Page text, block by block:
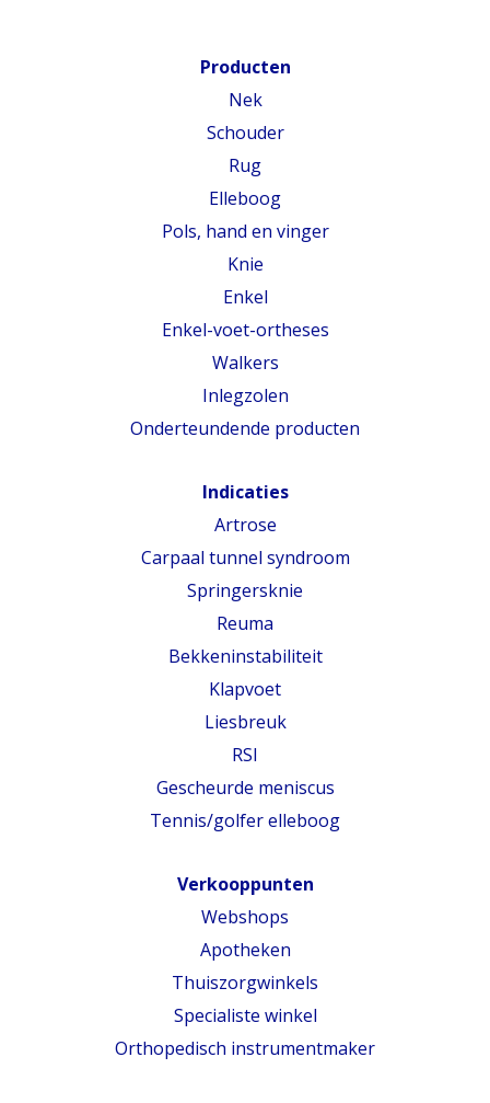
Producten
Nek
Schouder
Rug
Elleboog
Pols, hand en vinger
Knie
Enkel
Enkel-voet-ortheses
Walkers
Inlegzolen
Onderteundende producten
Indicaties
Artrose
Carpaal tunnel syndroom
Springersknie
Reuma
Bekkeninstabiliteit
Klapvoet
Liesbreuk
RSI
Gescheurde meniscus
Tennis/golfer elleboog
Verkooppunten
Webshops
Apotheken
Thuiszorgwinkels
Specialiste winkel
Orthopedisch instrumentmaker